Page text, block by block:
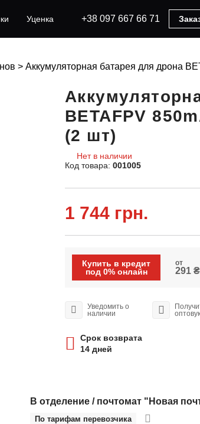
Уценка +38 097 667 66 71
> Аккумуляторная батарея для дрона
BETAFPV
(2 шт)
Нет в наличии
Код товара: 001005
1 744 грн.
Купить в кредит
под 0% онлайн
от
291
Уведомить о
наличии
Срок возврата
14 дней
В отделение / почтомат "Новая
По тарифам перевозчика